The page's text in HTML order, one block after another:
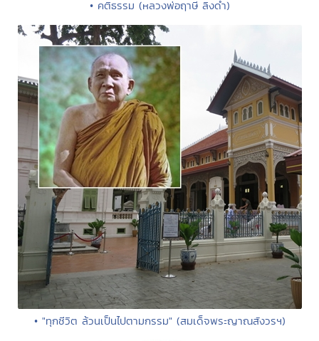
• คติธรรม (หลวงพ่อฤาษี ลิงดำ)
• "ทุกชีวิต ล้วนเป็นไปตามกรรม" (สมเด็จพระญาณสังวรฯ)